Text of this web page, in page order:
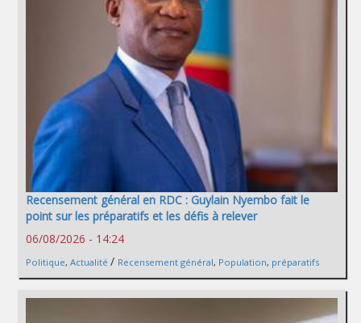
Recensement général en RDC : Guylain Nyembo fait le
point sur les préparatifs et les défis à relever
06/08/2026 - 14:24
Politique, Actualité / Recensement général, Population, préparatifs